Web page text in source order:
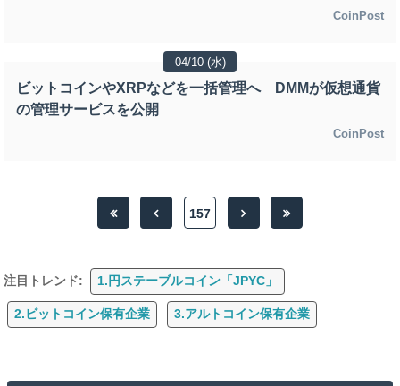
CoinPost
04/10 (水)
ビットコインやXRPなどを一括管理へ DMMが仮想通貨
の管理サービスを公開
CoinPost
157
注目トレンド: 1.円ステーブルコイン「JPYC」
2.ビットコイン保有企業 3.アルトコイン保有企業